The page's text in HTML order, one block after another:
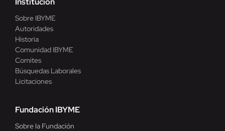
Sobre IBYME
Autoridades
Historia
Comunidad IBYME
Comites
Búsquedas Laborales
Licitaciones
Fundación IBYME
Sobre la Fundación